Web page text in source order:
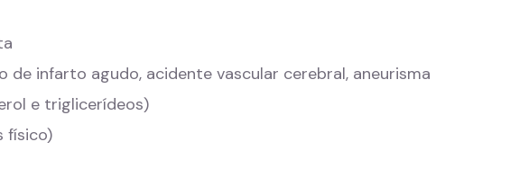
infarto agudo, acidente vascular cerebral, aneurisma
e triglicerídeos)
físico)